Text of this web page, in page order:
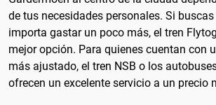
de tus necesidades personales. Si
importa gastar un poco más, el tren
mejor opción. Para quienes cuentan con
más ajustado, el tren NSB o los
ofrecen un excelente servicio a un precio